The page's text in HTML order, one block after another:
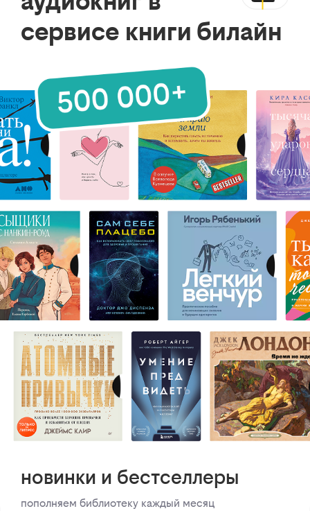
сервисе книги билайн
новинки и бестселлеры
пополняем библиотеку каждый месяц